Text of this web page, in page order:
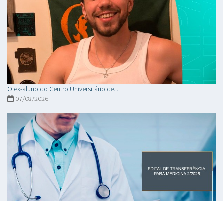
O ex-aluno do Centro Universitário de...
07/08/2026